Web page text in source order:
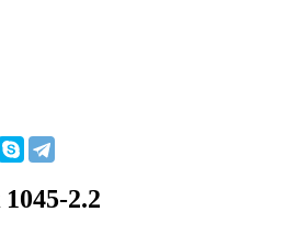
2.2